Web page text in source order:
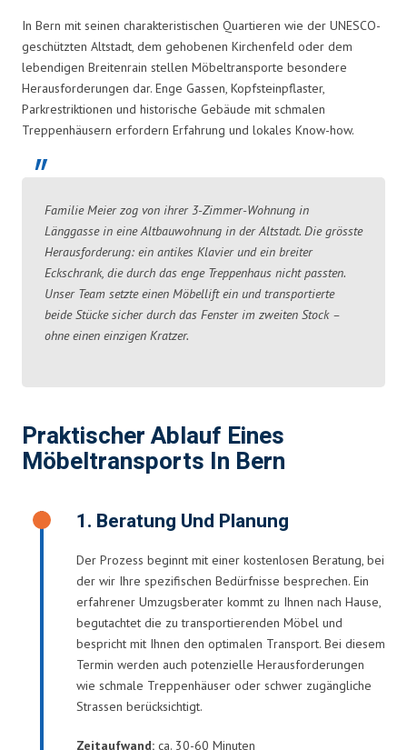
In Bern mit seinen charakteristischen Quartieren wie der UNESCO-
geschützten Altstadt, dem gehobenen Kirchenfeld oder dem
lebendigen Breitenrain stellen Möbeltransporte besondere
Herausforderungen dar. Enge Gassen, Kopfsteinpflaster,
Parkrestriktionen und historische Gebäude mit schmalen
Treppenhäusern erfordern Erfahrung und lokales Know-how.
Familie Meier zog von ihrer 3-Zimmer-Wohnung in
Länggasse in eine Altbauwohnung in der Altstadt. Die grösste
Herausforderung: ein antikes Klavier und ein breiter
Eckschrank, die durch das enge Treppenhaus nicht passten.
Unser Team setzte einen Möbellift ein und transportierte
beide Stücke sicher durch das Fenster im zweiten Stock –
ohne einen einzigen Kratzer.
Praktischer Ablauf Eines
Möbeltransports In Bern
1. Beratung Und Planung
Der Prozess beginnt mit einer kostenlosen Beratung, bei
der wir Ihre spezifischen Bedürfnisse besprechen. Ein
erfahrener Umzugsberater kommt zu Ihnen nach Hause,
begutachtet die zu transportierenden Möbel und
bespricht mit Ihnen den optimalen Transport. Bei diesem
Termin werden auch potenzielle Herausforderungen
wie schmale Treppenhäuser oder schwer zugängliche
Strassen berücksichtigt.
Zeitaufwand: ca. 30-60 Minuten